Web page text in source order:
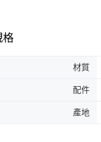
格
材質
配件
產地